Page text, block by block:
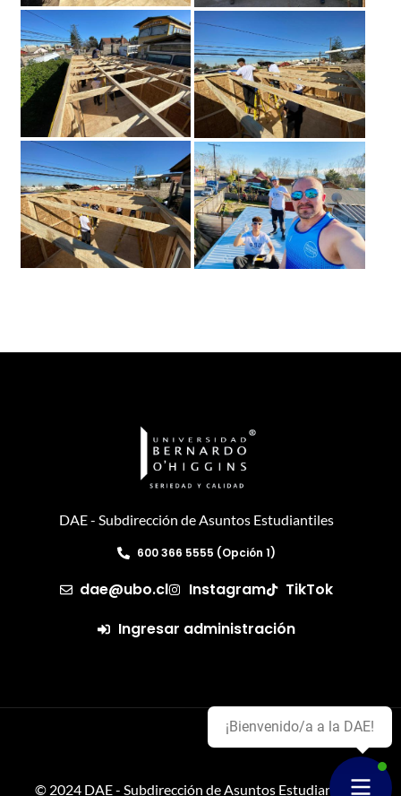
DAE - Subdirección de Asuntos Estudiantiles
600 366 5555 (Opción 1)
dae@ubo.cl Instagram
TikTok
Ingresar administración
¡Bienvenido/a a la DAE!